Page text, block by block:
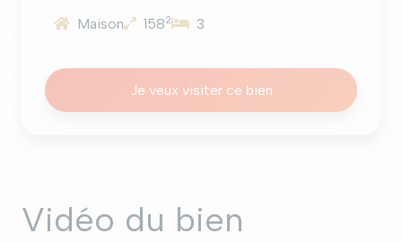
Maison 1582 3
Je veux visiter ce bien
Vidéo du bien